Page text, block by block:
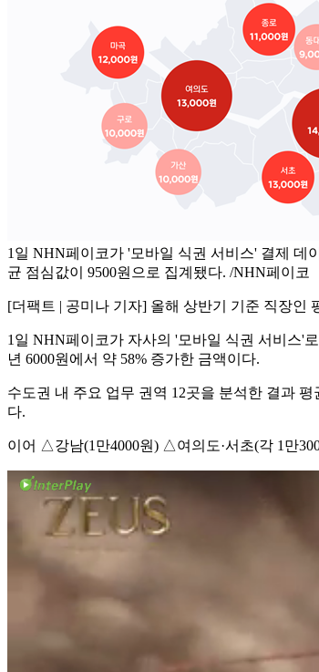
1일 NHN페이코가 '모바일 식권 서비스' 결제 데
균 점심값이 9500원으로 집계됐다. /NHN페이코
[더팩트 | 공미나 기자] 올해 상반기 기준 직장인
1일 NHN페이코가 자사의 '모바일 식권 서비스'
년 6000원에서 약 58% 증가한 금액이다.
수도권 내 주요 업무 권역 12곳을 분석한 결과
다.
이어 △강남(1만4000원) △여의도·서초(각 1만